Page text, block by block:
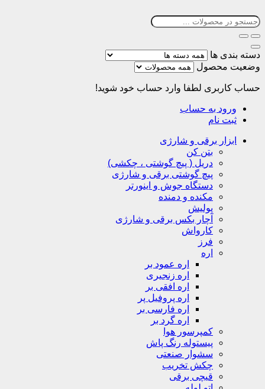
دسته بندی ها
وضعیت محصول
حساب کاربری لطفا وارد حساب خود شوید!
ورود به حساب
ثبت نام
ابزار برقی و شارژی
بتن کن
دریل ( پیچ گوشتی ، چکشی)
پیچ گوشتی برقی و شارژی
دستگاه جوش و اینورتر
مکنده و دمنده
پولیش
آچار بکس برقی و شارژی
کارواش
فرز
اره
اره عمود بر
اره زنجیری
اره افقی بر
اره پروفیل پر
اره فارسی بر
اره گرد بر
کمپرسور هوا
پیستوله رنگ پاش
سشوار صنعتی
چکش تخریب
قیچی برقی